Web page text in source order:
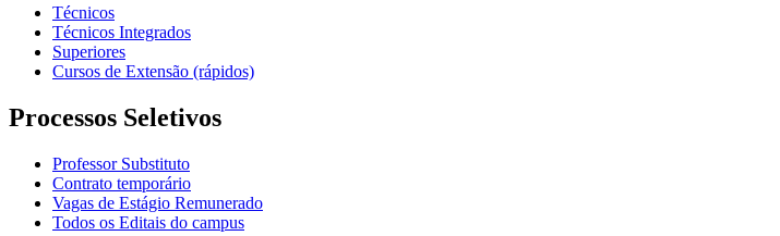
Técnicos
Técnicos Integrados
Superiores
Cursos de Extensão (rápidos)
Processos Seletivos
Professor Substituto
Contrato temporário
Vagas de Estágio Remunerado
Todos os Editais do campus